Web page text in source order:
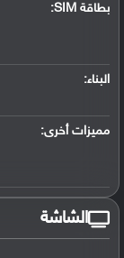
بطاقة SIM:
البناء:
مميزات أخرى:
الشاشة